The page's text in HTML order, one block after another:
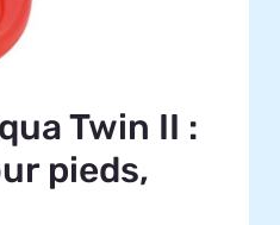
Twin II :
pieds,